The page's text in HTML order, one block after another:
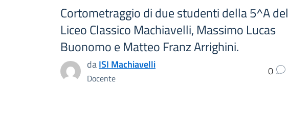
Cortometraggio di due studenti della 5^A del
Liceo Classico Machiavelli, Massimo Lucas
Buonomo e Matteo Franz Arrighini.
daISI Machiavelli
Docente
0